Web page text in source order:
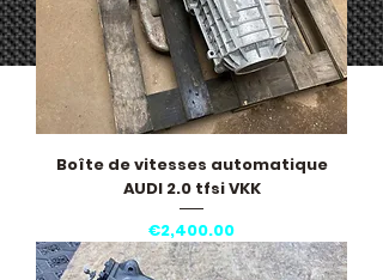
Boîte de vitesses automatique
AUDI 2.0 tfsi VKK
Price
€2,400.00